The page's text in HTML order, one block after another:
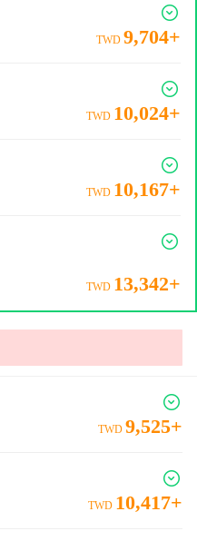
TWD 9,704+
TWD 10,024+
TWD 10,167+
TWD 13,342+
TWD 9,525+
TWD 10,417+